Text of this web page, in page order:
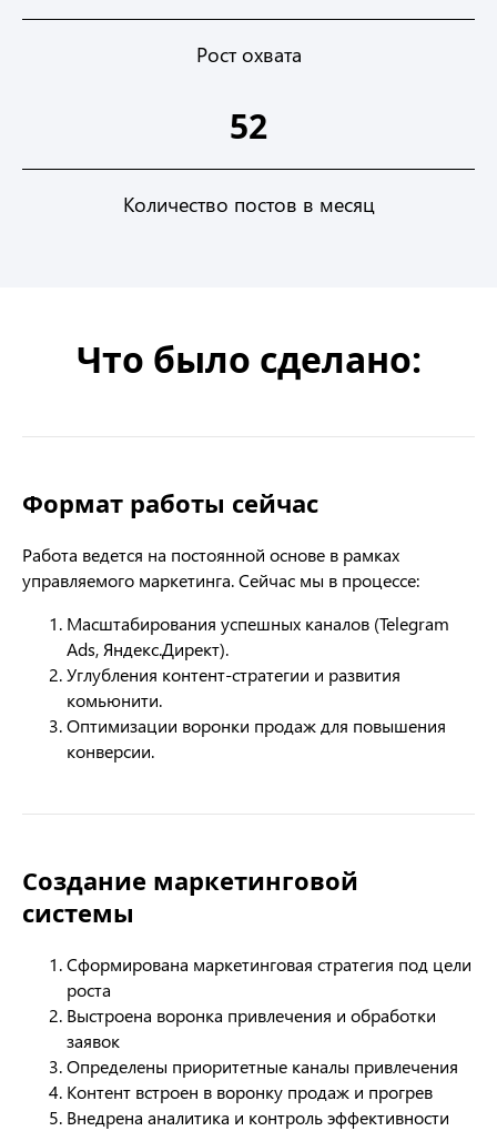
Рост охвата
52
Количество постов в месяц
Что было сделано:
Формат работы сейчас
Работа ведется на постоянной основе в рамках
управляемого маркетинга. Сейчас мы в процессе:
Масштабирования успешных каналов (Telegram
Ads, Яндекс.Директ).
Углубления контент-стратегии и развития
комьюнити.
Оптимизации воронки продаж для повышения
конверсии.
Создание маркетинговой
системы
Сформирована маркетинговая стратегия под цели
роста
Выстроена воронка привлечения и обработки
заявок
Определены приоритетные каналы привлечения
Контент встроен в воронку продаж и прогрев
Внедрена аналитика и контроль эффективности